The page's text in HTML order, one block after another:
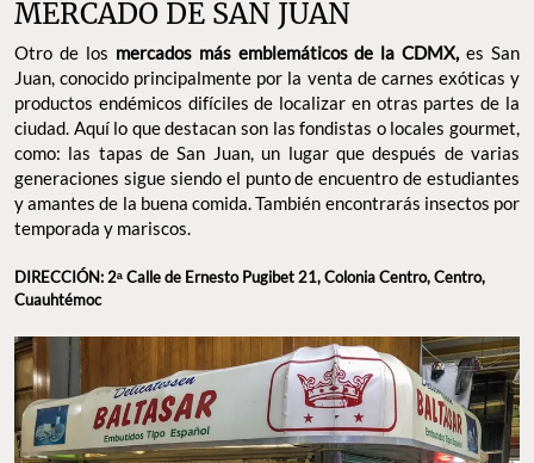
MERCADO DE SAN JUAN
Otro de los mercados más emblemáticos de la CDMX,es San
Juan, conocido principalmente por la venta de carnes exóticas y
productos endémicos difíciles de localizar en otras partes de la
ciudad. Aquí lo que destacan son las fondistas o locales gourmet,
como: las tapas de San Juan, un lugar que después de varias
generaciones sigue siendo el punto de encuentro de estudiantes
y amantes de la buena comida. También encontrarás insectos por
temporada y mariscos.
DIRECCIÓN: 2ᵃ Calle de Ernesto Pugibet 21, Colonia Centro, Centro,
Cuauhtémoc